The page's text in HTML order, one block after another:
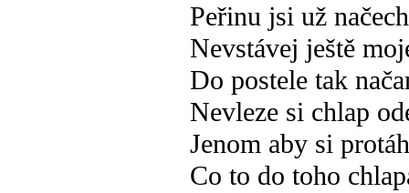
Peřinu jsi už
Nevstávej ještě
Do postele tak
Nevleze si chlap
Jenom aby si
Co to do toho